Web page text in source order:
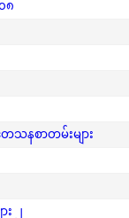
၈
သနစာတမ်းများ
း ၂